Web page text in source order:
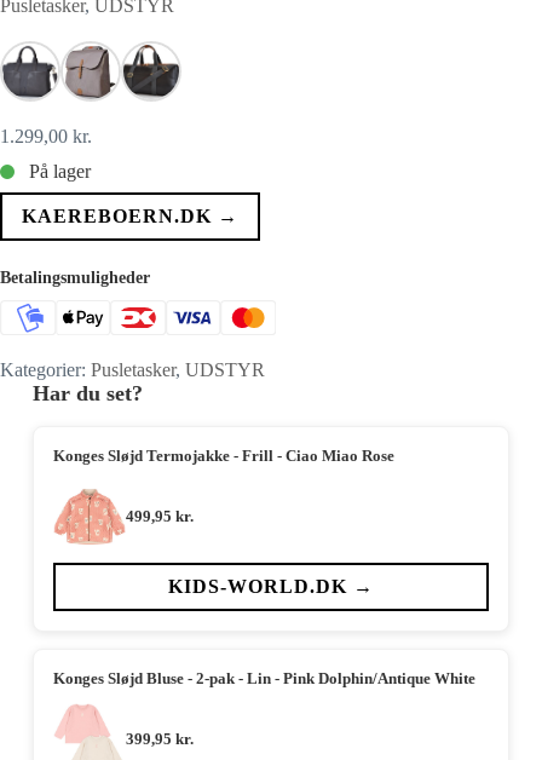
Pusletasker, UDSTYR
1.299,00 kr.
På lager
KAEREBOERN.DK →
Betalingsmuligheder
Kategorier: Pusletasker, UDSTYR
Har du set?
Konges Sløjd Termojakke - Frill - Ciao Miao Rose
499,95 kr.
KIDS-WORLD.DK →
Konges Sløjd Bluse - 2-pak - Lin - Pink Dolphin/Antique White
399,95 kr.